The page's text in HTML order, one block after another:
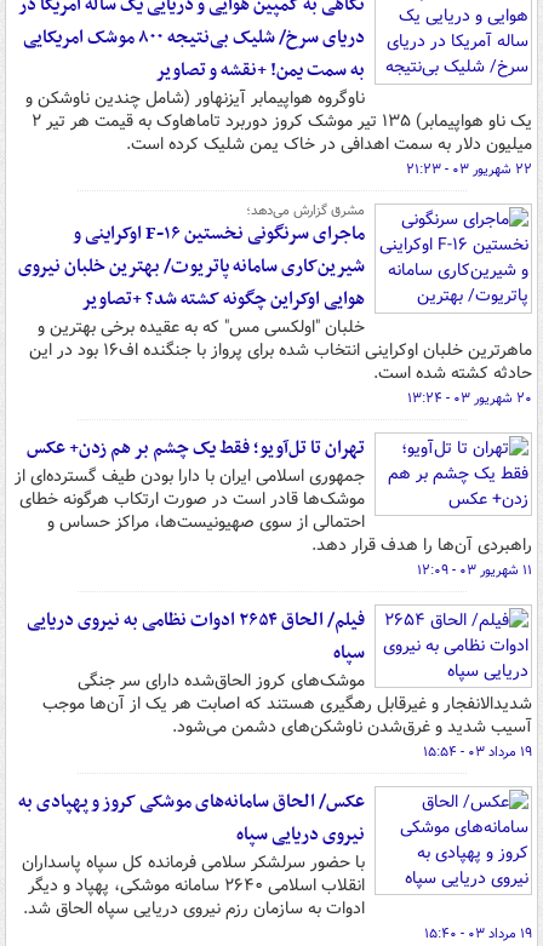
دریای سرخ/ شلیک بی‌نتیجه ۸۰۰ موشک امریکایی
به سمت یمن! +نقشه و تصاویر
ناوگروه هواپیمابر آیزنهاور (شامل چندین ناوشکن و
یک ناو هواپیمابر) ۱۳۵ تیر موشک کروز دوربرد تاماهاوک به قیمت هر تیر ۲
میلیون دلار به سمت اهدافی در خاک یمن شلیک کرده است.
۲۲ شهریور ۰۳ - ۲۱:۲۳
مشرق گزارش می‌دهد؛
ماجرای سرنگونی نخستین F-۱۶ اوکراینی و
شیرین‌کاری سامانه پاتریوت/ بهترین خلبان نیروی
هوایی اوکراین چگونه کشته شد؟ +تصاویر
خلبان "اولکسی مس" که به عقیده برخی بهترین و
ماهرترین خلبان اوکراینی انتخاب شده برای پرواز با جنگنده اف۱۶ بود در این
حادثه کشته شده است.
۲۰ شهریور ۰۳ - ۱۳:۲۴
تهران تا تل‌آویو؛ فقط یک چشم بر هم زدن+ عکس
جمهوری اسلامی ایران با دارا بودن طیف گسترده‌ای از
موشک‌ها قادر است در صورت ارتکاب هرگونه خطای
احتمالی از سوی صهیونیست‌ها، مراکز حساس و
راهبردی آن‌ها را هدف قرار دهد.
۱۱ شهریور ۰۳ - ۱۲:۰۹
فیلم/ الحاق ۲۶۵۴ ادوات نظامی به نیروی دریایی
سپاه
موشک‌های کروز الحاق‌شده دارای سر جنگی
شدیدالانفجار و غیرقابل رهگیری هستند که اصابت هر یک از آن‌ها موجب
آسیب شدید و غرق‌شدن ناوشکن‌های دشمن می‌شود.
۱۹ مرداد ۰۳ - ۱۵:۵۴
عکس/ الحاق سامانه‌های موشکی کروز و پهپادی به
نیروی دریایی سپاه
با حضور سرلشکر سلامی فرمانده کل سپاه پاسداران
انقلاب اسلامی ۲۶۴۰ سامانه موشکی‌، پهپاد و دیگر
‌ادوات به سازمان رزم نیروی دریایی سپاه الحاق شد.
۱۹ مرداد ۰۳ - ۱۵:۴۰